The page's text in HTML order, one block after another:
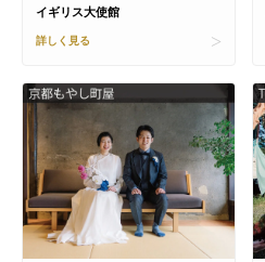
イギリス大使館
詳しく見る